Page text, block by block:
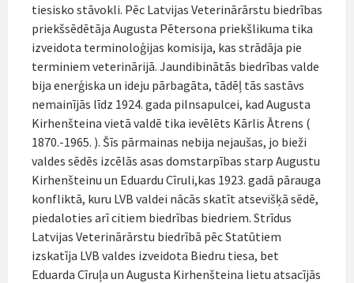
tiesisko stāvokli. Pēc Latvijas Veterinārārstu biedrības
priekšsēdētāja Augusta Pētersona priekšlikuma tika
izveidota terminoloģijas komisija, kas strādāja pie
terminiem veterinārijā. Jaundibinātās biedrības valde
bija enerģiska un ideju pārbagāta, tādēļ tās sastāvs
nemainījās līdz 1924. gada pilnsapulcei, kad Augusta
Kirhenšteina vietā valdē tika ievēlēts Kārlis Ātrens (
1870.-1965. ). Šīs pārmainas nebija nejaušas, jo bieži
valdes sēdēs izcēlās asas domstarpības starp Augustu
Kirhenšteinu un Eduardu Cīruli,kas 1923. gadā pārauga
konfliktā, kuru LVB valdei nācās skatīt atsevišķā sēdē,
piedaloties arī citiem biedrības biedriem. Strīdus
Latvijas Veterinārārstu biedrībā pēc Statūtiem
izskatīja LVB valdes izveidota Biedru tiesa, bet
Eduarda Cīruļa un Augusta Kirhenšteina lietu atsacījās